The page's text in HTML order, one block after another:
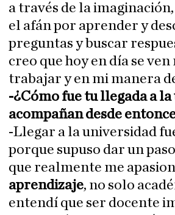
a través de la
el afán por aprender y
preguntas y buscar
creo que hoy en día se
trabajar y en mi manera
-¿Cómo fue tu llegada a
acompañan desde
-Llegar a la universidad
porque supuso dar un
que realmente me
aprendizaje, no solo
entendí que ser docente